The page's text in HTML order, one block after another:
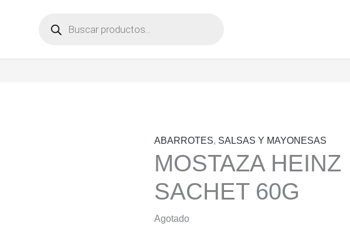
productos
ABARROTES, SALSAS Y MAYONESAS
MOSTAZA HEINZ
SACHET 60G
Agotado